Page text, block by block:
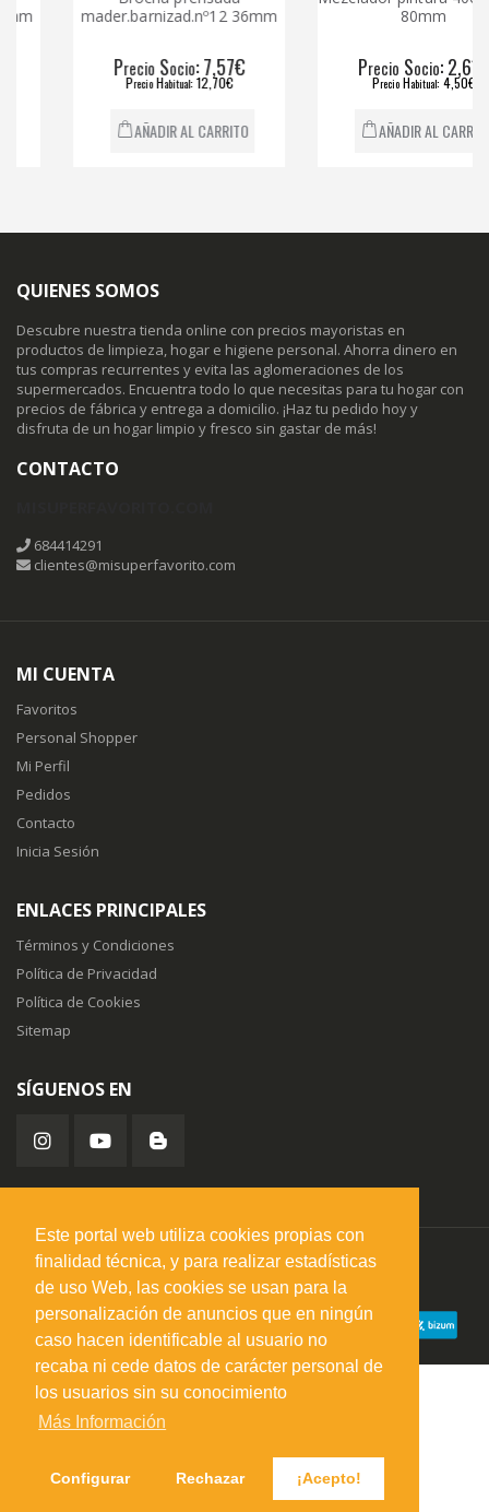
Este portal web utiliza cookies propias con
finalidad técnica, y para realizar estadísticas
de uso Web, las cookies se usan para la
personalización de anuncios que en ningún
caso hacen identificable al usuario no
recaba ni cede datos de carácter personal de
los usuarios sin su conocimiento
Más Información
Configurar Rechazar ¡Acepto!
mader.barnizad.nº12 36mm
recioSocio: 7,57€
Habitual: 12,70€
AÑADIR AL CARRITO
80mm
recioSocio: 2,61€
Habitual: 4,50€
AÑADIR AL CARRITO
QUIENES SOMOS
Descubre nuestra tienda online con precios mayoristas en
productos de limpieza, hogar e higiene personal. Ahorra dinero en
tus compras recurrentes y evita las aglomeraciones de los
supermercados. Encuentra todo lo que necesitas para tu hogar con
precios de fábrica y entrega a domicilio. ¡Haz tu pedido hoy y
disfruta de un hogar limpio y fresco sin gastar de más!
CONTACTO
684414291
clientes@misuperfavorito.com
MI CUENTA
Favoritos
Personal Shopper
Mi Perfil
Pedidos
Contacto
Inicia Sesión
ENLACES PRINCIPALES
Términos y Condiciones
Política de Privacidad
Política de Cookies
Sitemap
SÍGUENOS EN
misuperfavorito.com.
© 2026. Todos los derechos reservados.